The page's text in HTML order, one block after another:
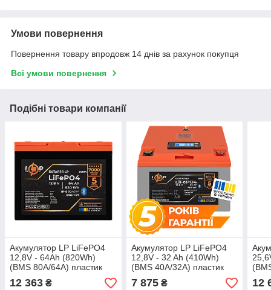
Умови повернення
Повернення товару впродовж 14 днів за рахунок покупця
Всі умови повернення
Подібні товари компанії
Акумулятор LP LiFePO4
12,8V - 64Ah (820Wh)
(BMS 80A/64А) пластик
Smart BT
12 363 ₴
Акумулятор LP LiFePO4
12,8V - 32 Ah (410Wh)
(BMS 40А/32A) пластик
LCD Smart BT
7 875₴ 12